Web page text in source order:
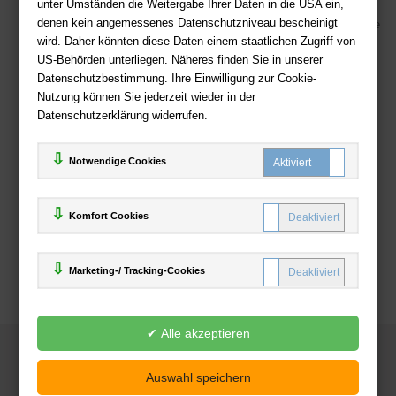
unter Umständen die Weitergabe Ihrer Daten in die USA ein,
denen kein angemessenes Datenschutzniveau bescheinigt
wird. Daher könnten diese Daten einem staatlichen Zugriff von
US-Behörden unterliegen. Näheres finden Sie in unserer
Datenschutzbestimmung. Ihre Einwilligung zur Cookie-
Nutzung können Sie jederzeit wieder in der
Datenschutzerklärung widerrufen.
Notwendige Cookies
Komfort Cookies
Marketing-/ Tracking-Cookies
Sicherer Online Shop und Zahlung mit SSL-Verschlüsselung
Viele Zahlungsmethoden wie PayPal, Amazon Payment, Vorkasse
Zahlweisen
Deutsche-Buchhandlung.de
www.deutsche-buchhandlung.de ist ein Angebot der